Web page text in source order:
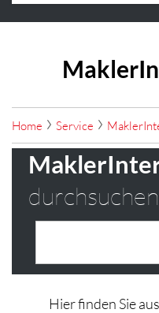
Home Service
durchsuchen
Hier finden Sie